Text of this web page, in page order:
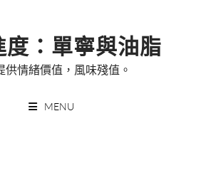
度：單寧與油脂
供情緒價值，風味殘值。
MENU